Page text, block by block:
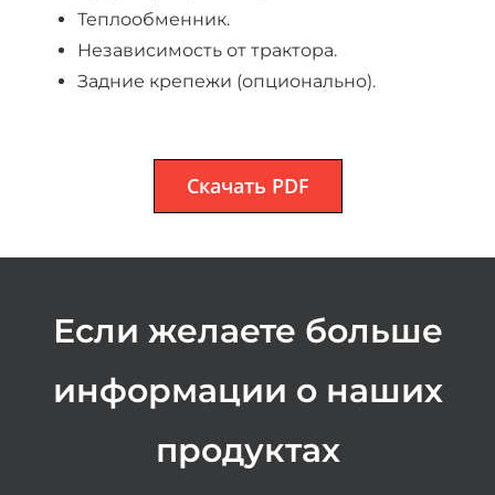
Теплообменник.
Независимость от трактора.
Задние крепежи (опционально).
Скачать PDF
Если желаете больше
информации о наших
продуктах